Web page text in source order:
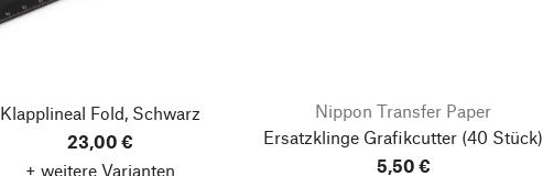
Klapplineal Fold, Schwarz
23,00 €
+ weitere Varianten
Nippon Transfer Paper
Ersatzklinge Grafikcutter (40 Stück)
5,50 €